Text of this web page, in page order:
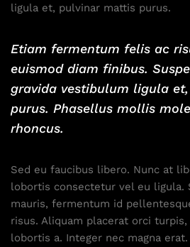
ligula et, pulvinar mattis purus.
Etiam fermentum felis ac
euismod diam finibus.
gravida vestibulum ligula
purus. Phasellus mollis
rhoncus.
Sed eu faucibus libero. Nunc at
lobortis consectetur vel eu ligula.
mauris, fermentum id
risus. Aliquam placerat orci
lobortis a. Integer nec magna